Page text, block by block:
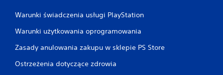
Warunki świadczenia usługi PlayStation
Warunki użytkowania oprogramowania
Zasady anulowania zakupu w sklepie PS Store
Ostrzeżenia dotyczące zdrowia